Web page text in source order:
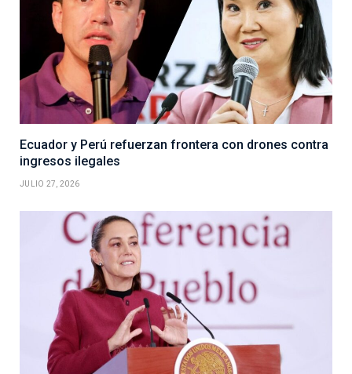
Ecuador y Perú refuerzan frontera con drones contra
ingresos ilegales
JULIO 27, 2026